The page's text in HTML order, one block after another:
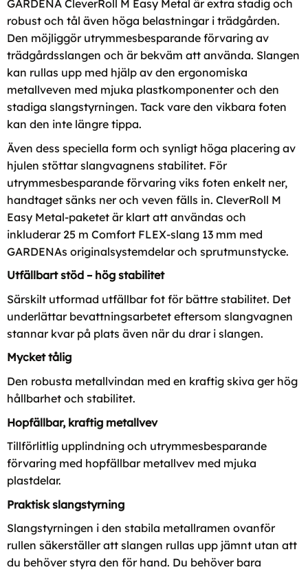
GARDENA CleverRoll M Easy Metal är extra stadig och
robust och tål även höga belastningar i trädgården.
Den möjliggör utrymmesbesparande förvaring av
trädgårdsslangen och är bekväm att använda. Slangen
kan rullas upp med hjälp av den ergonomiska
metallveven med mjuka plastkomponenter och den
stadiga slangstyrningen. Tack vare den vikbara foten
kan den inte längre tippa.
Även dess speciella form och synligt höga placering av
hjulen stöttar slangvagnens stabilitet. För
utrymmesbesparande förvaring viks foten enkelt ner,
handtaget sänks ner och veven fälls in. CleverRoll M
Easy Metal-paketet är klart att användas och
inkluderar 25 m Comfort FLEX-slang 13 mm med
GARDENAs originalsystemdelar och sprutmunstycke.
Utfällbart stöd – hög stabilitet
Särskilt utformad utfällbar fot för bättre stabilitet. Det
underlättar bevattningsarbetet eftersom slangvagnen
stannar kvar på plats även när du drar i slangen.
Mycket tålig
Den robusta metallvindan med en kraftig skiva ger hög
hållbarhet och stabilitet.
Hopfällbar, kraftig metallvev
Tillförlitlig upplindning och utrymmesbesparande
förvaring med hopfällbar metallvev med mjuka
plastdelar.
Praktisk slangstyrning
Slangstyrningen i den stabila metallramen ovanför
rullen säkerställer att slangen rullas upp jämnt utan att
du behöver styra den för hand. Du behöver bara